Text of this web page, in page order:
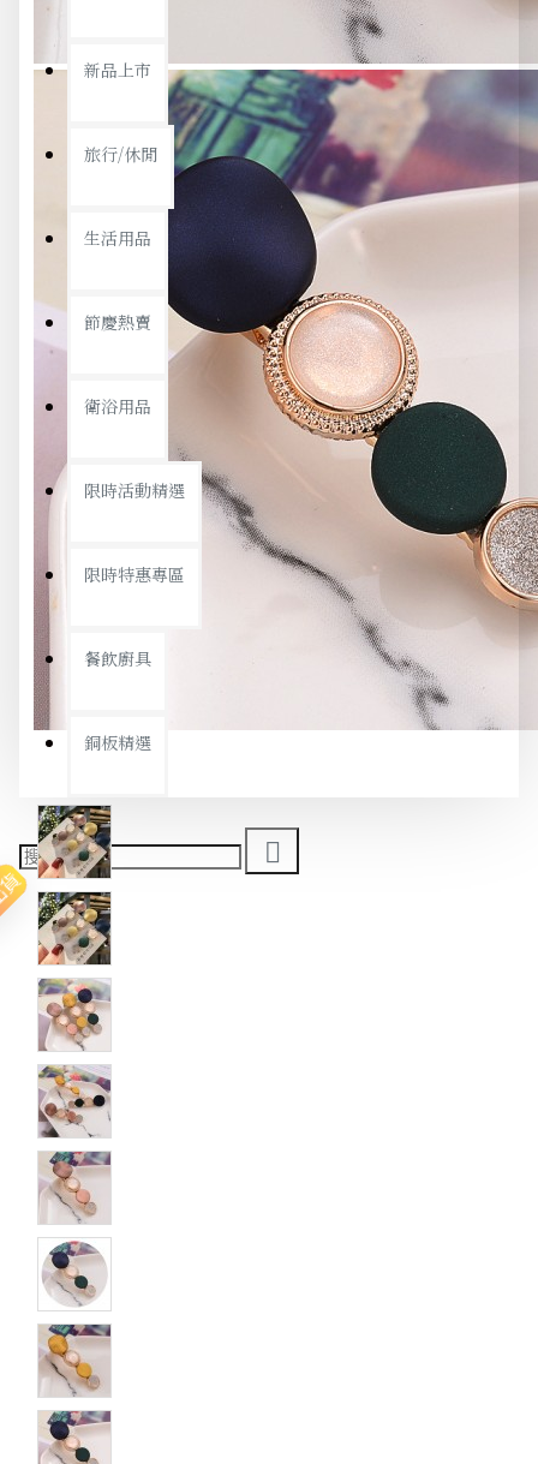
新品上市
旅行/休閒
生活用品
節慶熱賣
衛浴用品
限時活動精選
限時特惠專區
餐飲廚具
銅板精選